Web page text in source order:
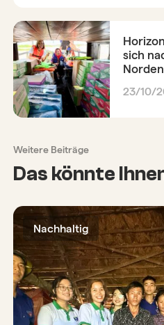
sich
23/10/
Weitere Beiträge
Das könnte
Nachhaltig